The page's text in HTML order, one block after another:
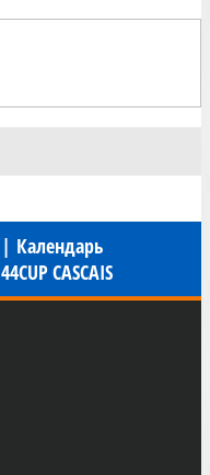
| Календарь
44CUP CASCAIS